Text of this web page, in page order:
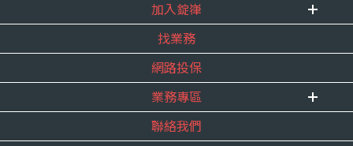
四、當事人依個資法第三條規定得行使之權利及方
（一）當事人得行使之權利
台端就錠嵂公司向 台端所蒐集之個人資
料，得向錠嵂公司行使下列權利，除法令
另有規定或履行契約所必要外，錠嵂公司
企業資訊
重要事跡
得獎紀錄
服務宣言
合作夥伴
加入錠嵂
內勤招聘
精英招募
年度增員計畫
找業務
網路投保
業務專區
E 線資源網
聯絡我們